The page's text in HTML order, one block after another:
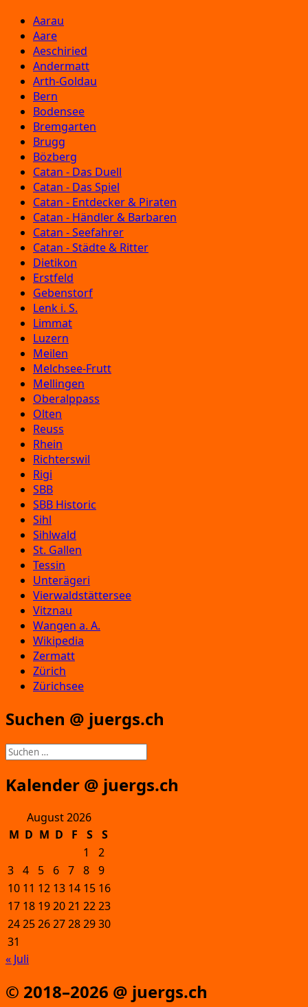
Aarau
Aare
Aeschiried
Andermatt
Arth-Goldau
Bern
Bodensee
Bremgarten
Brugg
Bözberg
Catan - Das Duell
Catan - Das Spiel
Catan - Entdecker & Piraten
Catan - Händler & Barbaren
Catan - Seefahrer
Catan - Städte & Ritter
Dietikon
Erstfeld
Gebenstorf
Lenk i. S.
Limmat
Luzern
Meilen
Melchsee-Frutt
Mellingen
Oberalppass
Olten
Reuss
Rhein
Richterswil
Rigi
SBB
SBB Historic
Sihl
Sihlwald
St. Gallen
Tessin
Unterägeri
Vierwaldstättersee
Vitznau
Wangen a. A.
Wikipedia
Zermatt
Zürich
Zürichsee
Suchen @ juergs.ch
Suchen
nach:
Kalender @ juergs.ch
August 2026
M D M D F S
S
1
2
3 4 5 6 7 8 9
10 11 12 13 14 15 16
17 18 192021 2223
24252627282930
31
« Juli
© 2018–2026 @ juergs.ch